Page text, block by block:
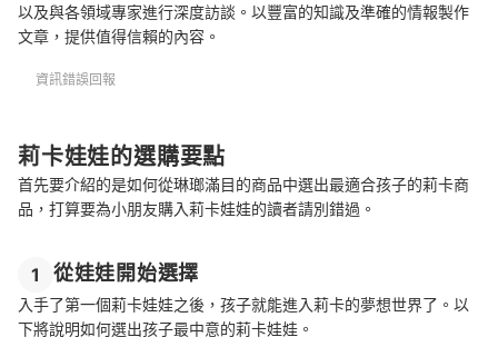
以及與各領域專家進行深度訪談。以豐富的知識及準確的情報製作
文章，提供值得信賴的內容。
資訊錯誤回報
莉卡娃娃的選購要點
首先要介紹的是如何從琳瑯滿目的商品中選出最適合孩子的莉卡商
品，打算要為小朋友購入莉卡娃娃的讀者請別錯過。
1 從娃娃開始選擇
入手了第一個莉卡娃娃之後，孩子就能進入莉卡的夢想世界了。以
下將說明如何選出孩子最中意的莉卡娃娃。